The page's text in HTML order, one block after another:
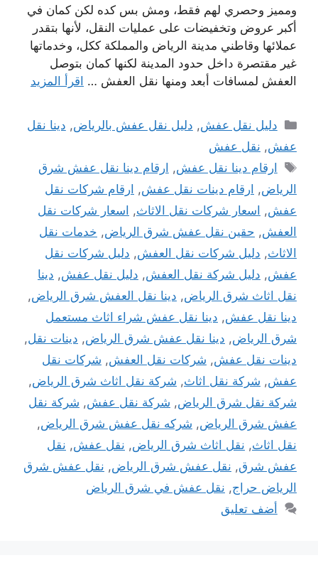
ومميز وحصري لهم فقط، ومش بس كده لكن كمان في
أكبر عروض وتخفيضات على عمليات النقل، لأنها بتقدر
عملائها وقاطني مدينة الرياض والمملكة ككل، وخدماتها
غير مقتصرة داخل حدود المدينة لكنها كمان بتوصل
العفش لمسافات أبعد ومنها نقل العفش … اقرأ المزيد
التصنيفات
دليل نقل عفش, دليل نقل عفش بالرياض, دينا نقل
عفش, نقل عفش
الوسوم
ارقام دينا نقل عفش, ارقام دينا نقل عفش شرق
الرياض, ارقام دينات نقل عفش, ارقام شركات نقل
عفش, اسعار شركات نقل الاثاث, اسعار شركات نقل
العفش, حقين نقل عفش شرق الرياض, خدمات نقل
الاثاث, دليل شركات نقل العفش, دليل شركات نقل
عفش, دليل شركة نقل العفش, دليل نقل عفش, دينا
نقل اثاث شرق الرياض, دينا نقل العفش شرق الرياض,
دينا نقل عفش, دينا نقل عفش شراء اثاث مستعمل
شرق الرياض, دينا نقل عفش شرق الرياض, دينات نقل,
دينات نقل عفش, شركات نقل العفش, شركات نقل
عفش, شركة نقل اثاث, شركة نقل اثاث شرق الرياض,
شركة نقل شرق الرياض, شركة نقل عفش, شركة نقل
عفش شرق الرياض, شركه نقل عفش شرق الرياض,
نقل اثاث, نقل اثاث شرق الرياض, نقل عفش, نقل
عفش شرق, نقل عفش شرق الرياض, نقل عفش شرق
الرياض حراج, نقل عفش في شرق الرياض
أضف تعليق